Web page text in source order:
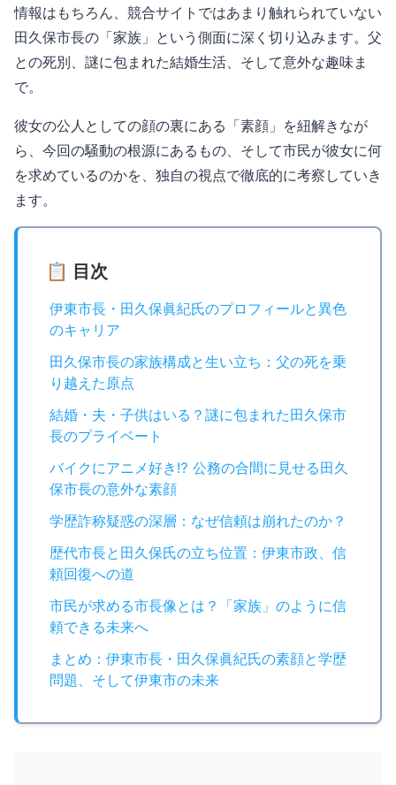
情報はもちろん、競合サイトではあまり触れられていない
田久保市長の「家族」という側面に深く切り込みます。父
との死別、謎に包まれた結婚生活、そして意外な趣味ま
で。
彼女の公人としての顔の裏にある「素顔」を紐解きなが
ら、今回の騒動の根源にあるもの、そして市民が彼女に何
を求めているのかを、独自の視点で徹底的に考察していき
ます。
📋 目次
伊東市長・田久保眞紀氏のプロフィールと異色
のキャリア
田久保市長の家族構成と生い立ち：父の死を乗
り越えた原点
結婚・夫・子供はいる？謎に包まれた田久保市
長のプライベート
バイクにアニメ好き⁉︎ 公務の合間に見せる田久
保市長の意外な素顔
学歴詐称疑惑の深層：なぜ信頼は崩れたのか？
歴代市長と田久保氏の立ち位置：伊東市政、信
頼回復への道
市民が求める市長像とは？「家族」のように信
頼できる未来へ
まとめ：伊東市長・田久保眞紀氏の素顔と学歴
問題、そして伊東市の未来